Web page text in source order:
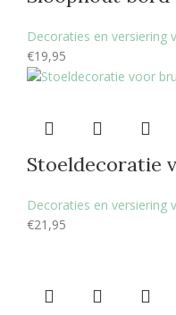
Decoraties en versiering
€19,95
Stoeldecoratie
Decoraties en versiering
€21,95